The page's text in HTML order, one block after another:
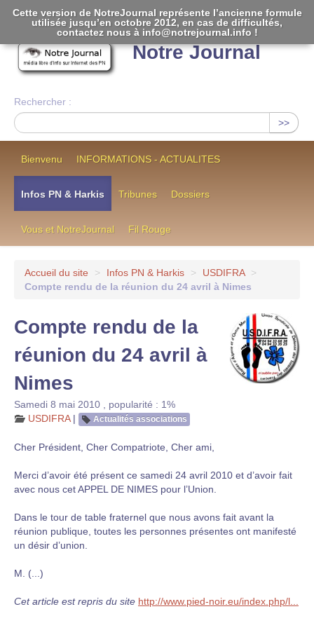
Notre Journal
Rechercher :
>>
Bienvenu INFORMATIONS - ACTUALITES
Infos PN & Harkis Tribunes Dossiers
Vous et NotreJournal Fil Rouge
Accueil du site > Infos PN & Harkis > USDIFRA
>
Compte rendu de la réunion du 24 avril à Nimes
Compte rendu de la
réunion du 24 avril à
Nimes
Samedi 8 mai 2010
popularité : 1%
USDIFRA| Actualités associations
Cher Président, Cher Compatriote, Cher ami,
Merci d’avoir été présent ce samedi 24 avril 2010 et d’avoir fait
avec nous cet APPEL DE NIMES pour l’Union.
Dans le tour de table fraternel que nous avons fait avant la
réunion publique, toutes les personnes présentes ont manifesté
un désir d’union.
M. (...)
Cet article est repris du site http://www.pied-noir.eu/index.php/l...
Cette version de NotreJournal représente l’ancienne formule
utilisée jusqu’en octobre 2012, en cas de difficultés,
contactez nous à info@notrejournal.info !